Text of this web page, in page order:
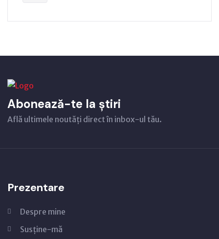
Abonează-te la știri
Află ultimele noutăți direct în inbox-ul tău.
Prezentare
Despre mine
Susține-mă